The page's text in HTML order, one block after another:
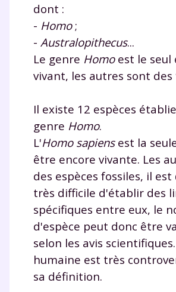
dont :
- Homo;
- Australopithecus...
Le genre Homoest le seul
vivant, les autres sont des
Il existe 12 espèces
genre Homo.
L'Homo sapiensest la
être encore vivante. Les
des espèces fossiles, il
très difficile d'établir des
spécifiques entre eux, le
d'espèce peut donc être
selon les avis
humaine est très
sa définition.